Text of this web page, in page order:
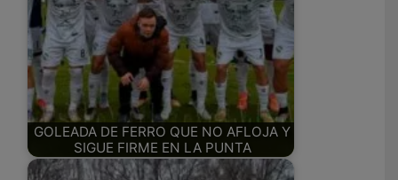
GOLEADA DE FERRO QUE NO AFLOJA Y
SIGUE FIRME EN LA PUNTA